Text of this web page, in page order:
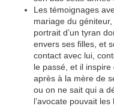
Les témoignages
mariage du
portrait d’un tyran
envers ses filles, et
contact avec lui,
le passé, et il
après à la mère de
ou on ne sait qui a
l’avocate pouvait